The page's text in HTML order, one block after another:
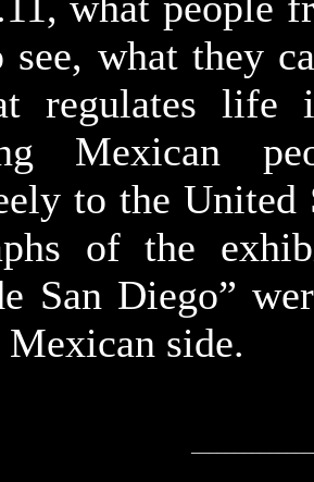
see, what they
regulates life
Mexican
to the United
of the
San Diego”
side.